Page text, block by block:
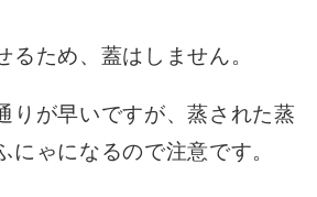
るため、蓋はしません。
りが早いですが、蒸された蒸
にゃになるので注意です。